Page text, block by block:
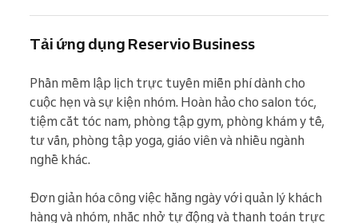
Tải ứng dụng Reservio Business
Phần mềm lập lịch trực tuyến miễn phí dành cho
cuộc hẹn và sự kiện nhóm. Hoàn hảo cho salon tóc,
tiệm cắt tóc nam, phòng tập gym, phòng khám y tế,
tư vấn, phòng tập yoga, giáo viên và nhiều ngành
nghề khác.
Đơn giản hóa công việc hằng ngày với quản lý khách
hàng và nhóm, nhắc nhở tự động và thanh toán trực